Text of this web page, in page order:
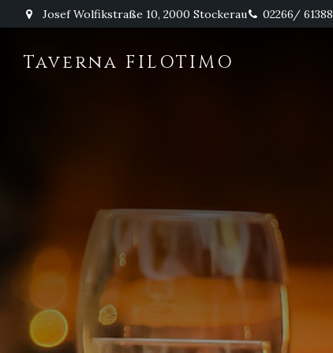
Josef Wolfikstraße 10, 2000 Stockerau 02266/ 61388
Taverna FILOTIMO